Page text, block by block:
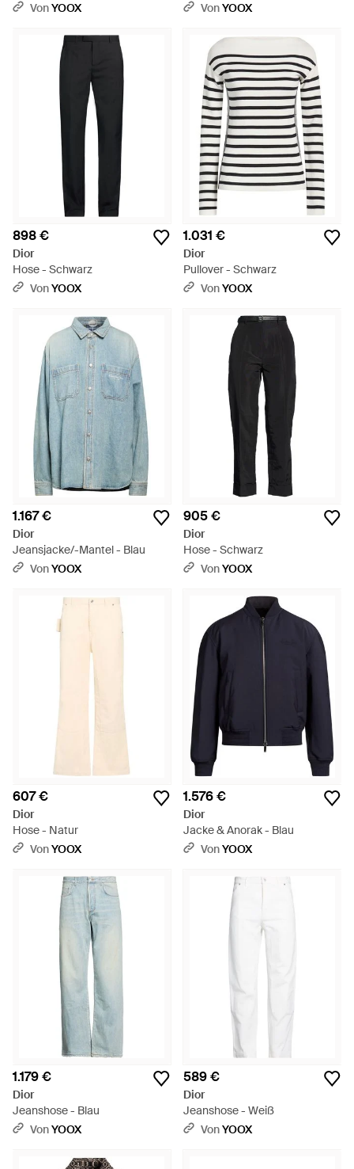
VonYOOX
VonYOOX
898 €
Dior
Hose - Schwarz
VonYOOX
1.031 €
Dior
Pullover - Schwarz
VonYOOX
1.167 €
Dior
Jeansjacke/-Mantel - Blau
VonYOOX
905 €
Dior
Hose - Schwarz
VonYOOX
607 €
Dior
Hose - Natur
VonYOOX
1.576 €
Dior
Jacke & Anorak - Blau
VonYOOX
1.179 €
Dior
Jeanshose - Blau
VonYOOX
589 €
Dior
Jeanshose - Weiß
VonYOOX